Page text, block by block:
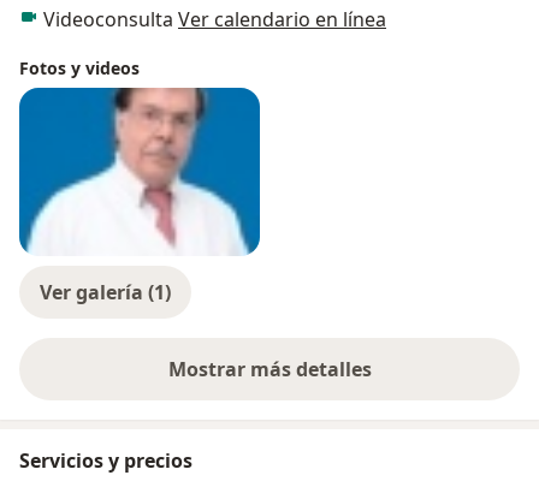
Videoconsulta Ver calendario en línea
Fotos y videos
Ver galería (1)
Mostrar más detalles
sobre la experiencia
Servicios y precios